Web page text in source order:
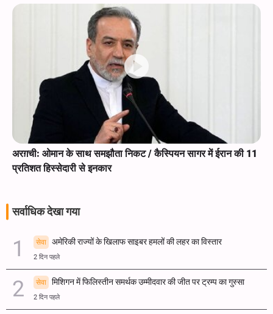
अरग़ची: ओमान के साथ समझौता निकट / कैस्पियन सागर में ईरान की 11
प्रतिशत हिस्सेदारी से इनकार
सर्वाधिक देखा गया
सेवा अमेरिकी राज्यों के खिलाफ साइबर हमलों की लहर का विस्तार
2 दिन पहले
सेवा मिशिगन में फिलिस्तीन समर्थक उम्मीदवार की जीत पर ट्रम्प का गुस्सा
2 दिन पहले